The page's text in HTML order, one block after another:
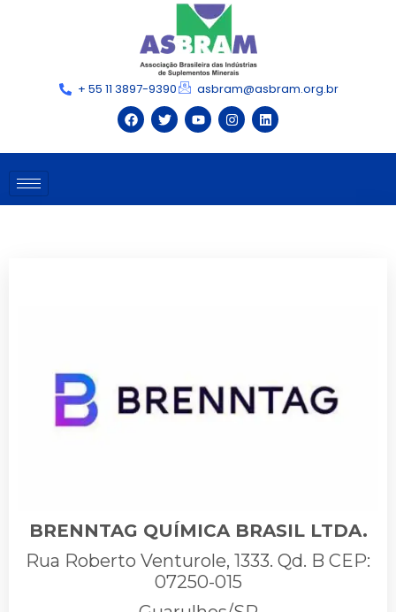
+ 55 11 3897-9390 asbram@asbram.org.br
BRENNTAG QUÍMICA BRASIL LTDA.
Rua Roberto Venturole, 1333. Qd. B CEP:
07250-015